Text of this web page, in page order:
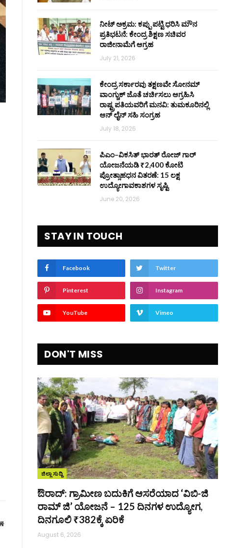
Website
ನೀಟ್ ಅಕ್ರಮ: ಕಪ್ಪು ಪಟ್ಟಿ ಧರಿಸಿ ಮೌನ
ಪ್ರತಿಭಟನೆ: ಕೇಂದ್ರ ಶಿಕ್ಷಣ ಸಚಿವರ
ರಾಜೀನಾಮೆಗೆ ಆಗ್ರಹ
July 21, 2026
ಕೇಂದ್ರ ಸರ್ಕಾರವು ತಕ್ಷಣವೇ ಸೋನಮ್
ವಾಂಗ್ಚುಕ್ ಜೊತೆ ಚರ್ಚಿಸಲು ಆಗ್ರಹಿಸಿ
ರಾಷ್ಟ್ರಪತಿಯವರಿಗೆ ಮನವಿ: ತುಮಕೂರಿನಲ್ಲಿ
ಆನ್‌ ಲೈನ್ ಸಹಿ ಸಂಗ್ರಹ
July 18, 2026
ಪಿಎಂ–ವಿಕಸಿತ್ ಭಾರತ್ ರೋಜ್‌ ಗಾರ್
ಯೋಜನೆಯಡಿ ₹2,400 ಕೋಟಿ
ಪ್ರೋತ್ಸಾಹಧನ ವಿತರಣೆ: 15 ಲಕ್ಷ
ಉದ್ಯೋಗಾವಕಾಶಗಳ ಸೃಷ್ಟಿ
June 20, 2026
STAY IN TOUCH
Facebook Twitter
Pinterest Instagram
YouTube Vimeo
DON'T MISS
ಜಿಲ್ಲಾ ಸುದ್ದಿ
ಔರಾದ್: ಗ್ರಾಮೀಣ ಬದುಕಿಗೆ ಆಸರೆಯಾದ ‘ವಿಬಿ-ಜಿ
ರಾಮ್ ಜಿ’ ಯೋಜನೆ – 125 ದಿನಗಳ ಉದ್ಯೋಗ,
ದಿನಗೂಲಿ ₹382ಕ್ಕೆ ಏರಿಕೆ
August 6, 2026